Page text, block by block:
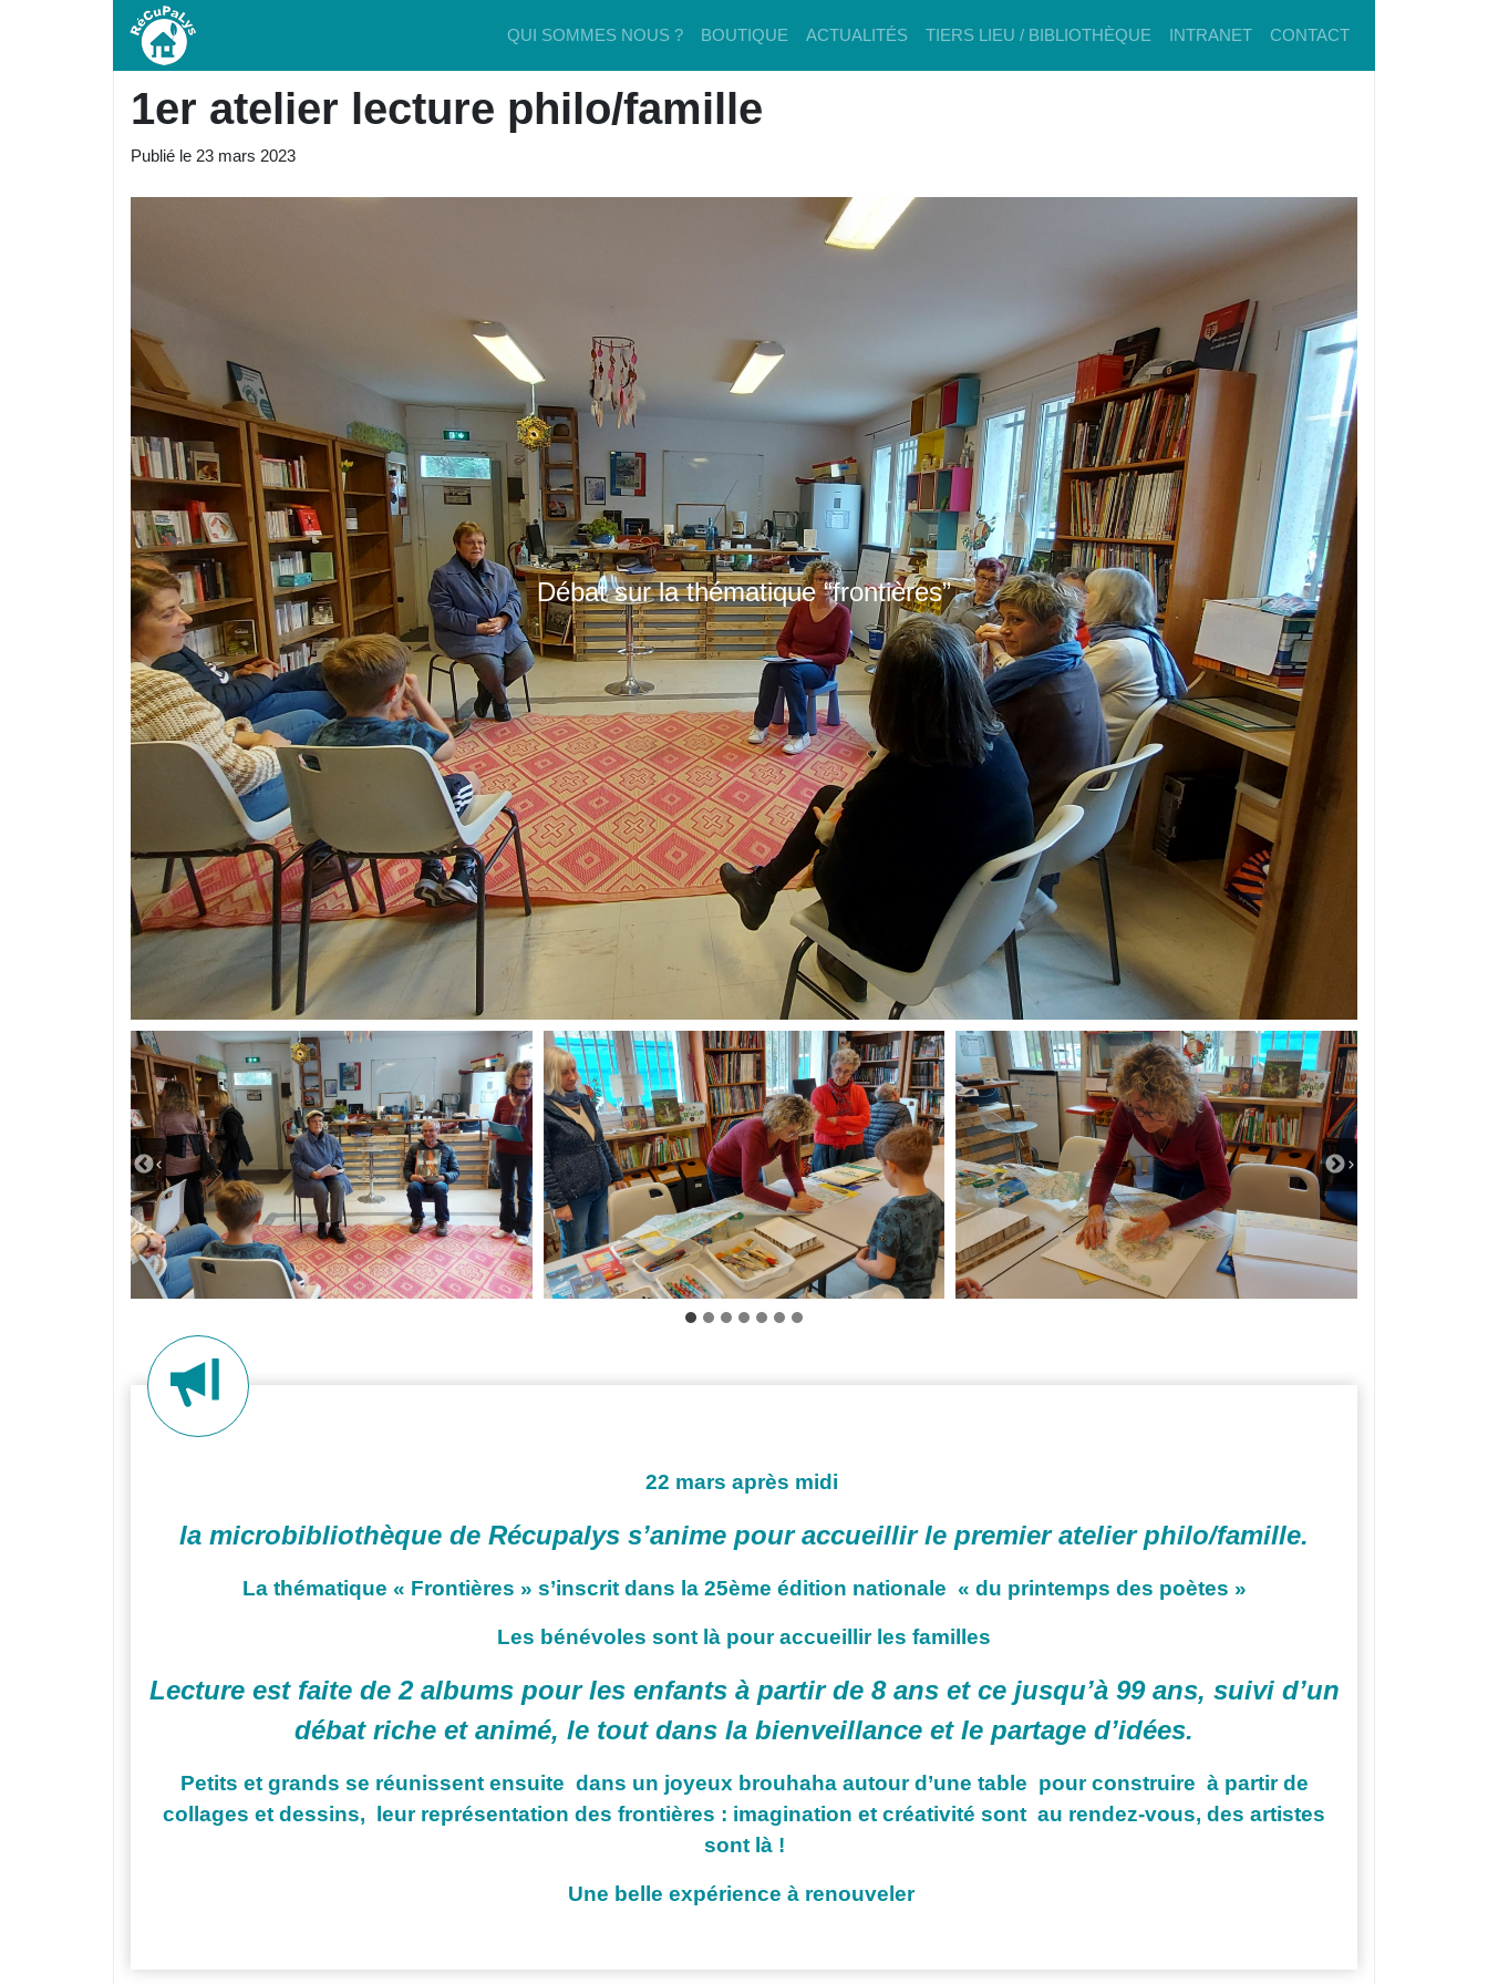
QUI SOMMES NOUS ? BOUTIQUE ACTUALITÉS TIERS LIEU / BIBLIOTHÈQUE INTRANET CONTACT
1er atelier lecture philo/famille
Publié le 23 mars 2023
Débat sur la thématique “frontières”
22 mars après midi
la microbibliothèque de Récupalys s’anime pour accueillir le premier atelier philo/famille.
La thématique « Frontières » s’inscrit dans la 25ème édition nationale « du printemps des poètes »
Les bénévoles sont là pour accueillir les familles
Lecture est faite de 2 albums pour les enfants à partir de 8 ans et ce jusqu’à 99 ans, suivi d’un
débat riche et animé, le tout dans la bienveillance et le partage d’idées.
Petits et grands se réunissent ensuite dans un joyeux brouhaha autour d’une table pour construire à partir de
collages et dessins, leur représentation des frontières : imagination et créativité sont au rendez-vous, des artistes
sont là !
Une belle expérience à renouveler